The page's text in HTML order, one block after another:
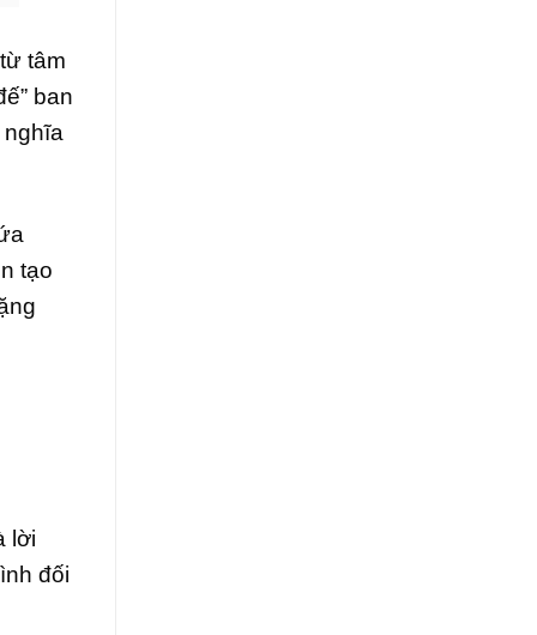
tâm
ban
tạo
lời
đối